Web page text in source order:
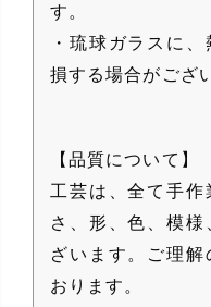
す。
・琉球ガラスに
損する場合がござ
【品質について】
工芸は、全て手作
さ、形、色、模
ざいます。ご理
おります。